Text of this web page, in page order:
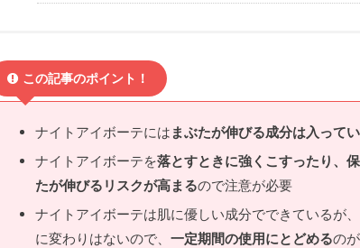
この記事のポイント！
ナイトアイボーテには まぶたが伸びる成分は入って
ナイトアイボーテを落とすときに強くこすったり、
たが伸びるリスクが高まるので注意が必要
ナイトアイボーテは肌に優しい成分でできているが
に変わりはないので、 一定期間の使用にとどめるの